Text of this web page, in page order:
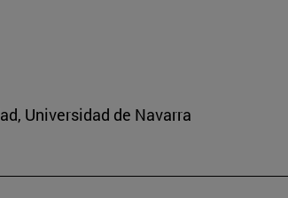
Universidad de Navarra